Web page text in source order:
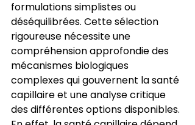
formulations simplistes ou
déséquilibrées. Cette sélection
rigoureuse nécessite une
compréhension approfondie des
mécanismes biologiques
complexes qui gouvernent la santé
capillaire et une analyse critique
des différentes options disponibles.